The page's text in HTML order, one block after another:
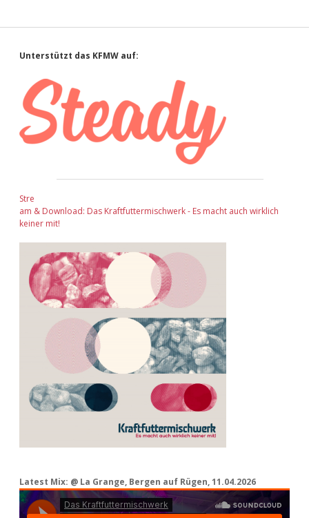
Sidebar
Unterstützt das KFMW auf:
Stre
am & Download: Das Kraftfuttermischwerk - Es macht auch wirklich
keiner mit!
Latest Mix: @ La Grange, Bergen auf Rügen, 11.04.2026